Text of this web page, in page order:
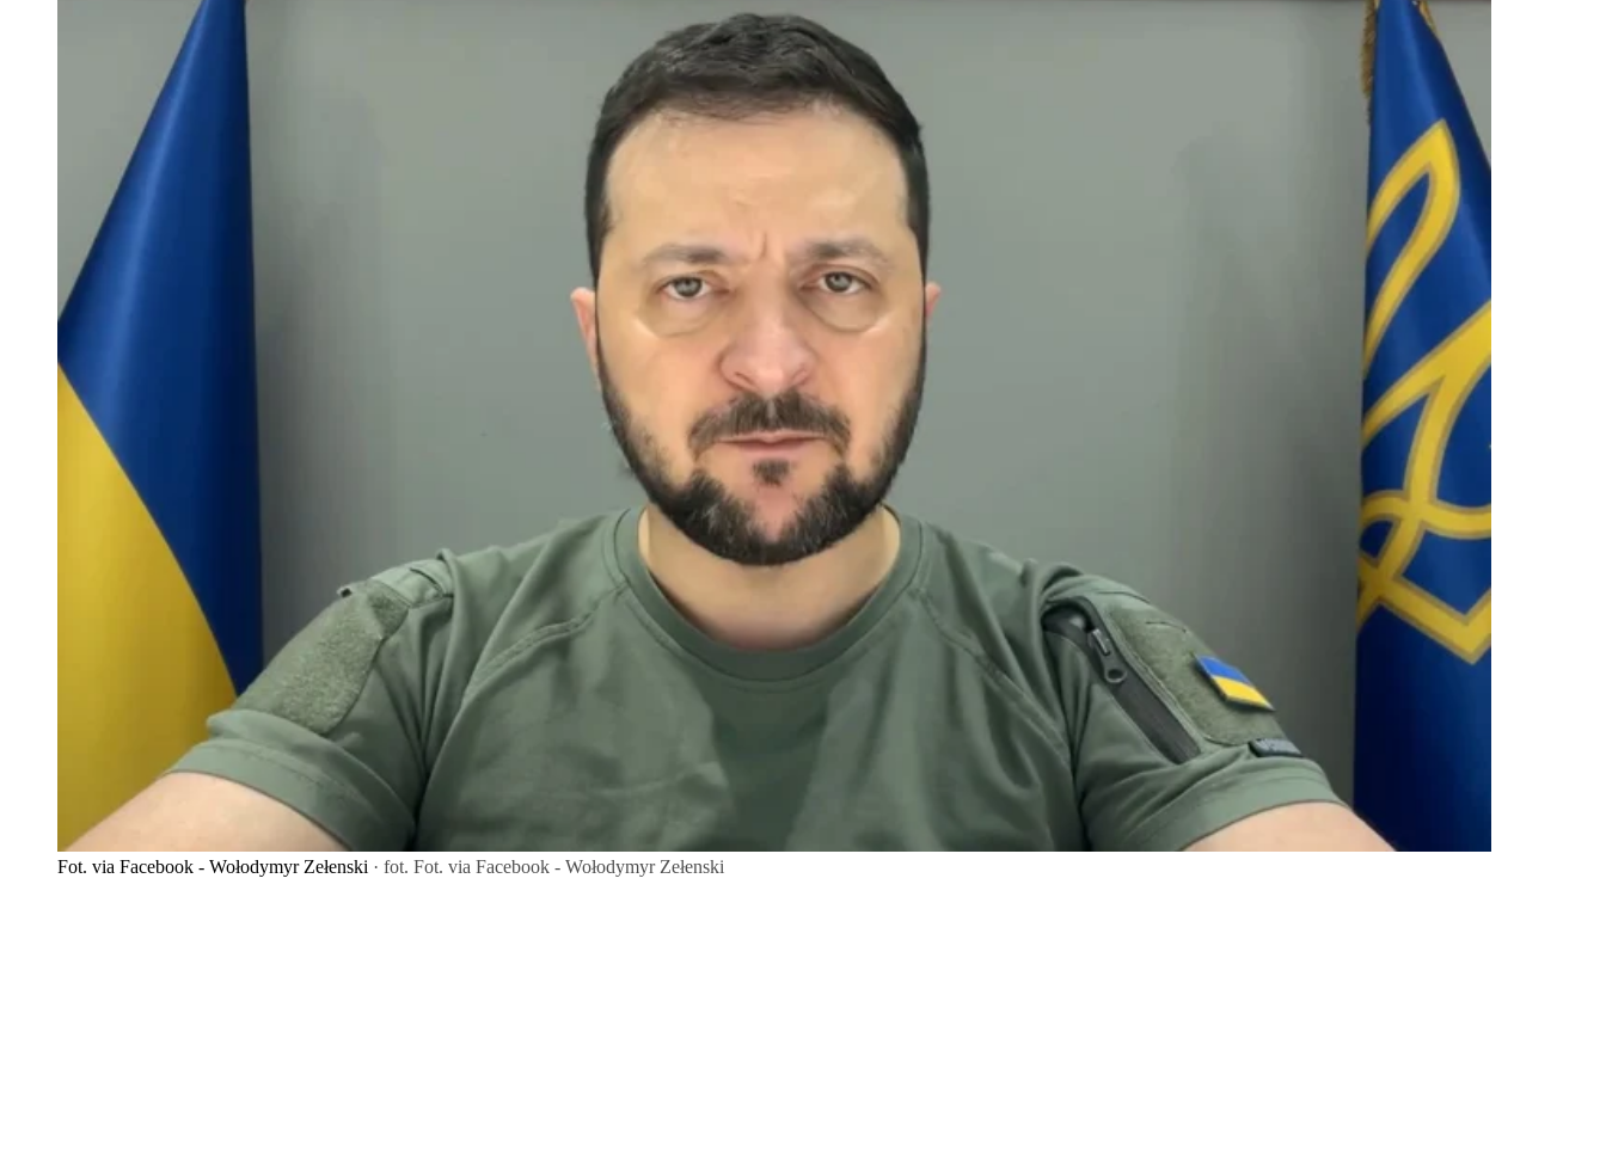
Fot. via Facebook - Wołodymyr Zełenski · fot. Fot. via Facebook - Wołodymyr Zełenski